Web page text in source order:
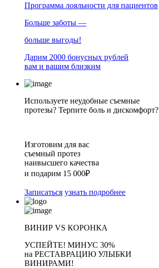
Программа лояльности для пациентов
Больше заботы —
больше выгоды!
Дарим 2000 бонусных рублей
вам и вашим близким
Используете неудобные съемные
протезы? Терпите боль и дискомфорт?
Изготовим для вас
съемный протез
наивысшего качества
и подарим 15 000₽
Записаться узнать подробнее
ВИНИР VS КОРОНКА
УСПЕЙТЕ! МИНУС 30%
на РЕСТАВРАЦИЮ УЛЫБКИ
ВИНИРАМИ!